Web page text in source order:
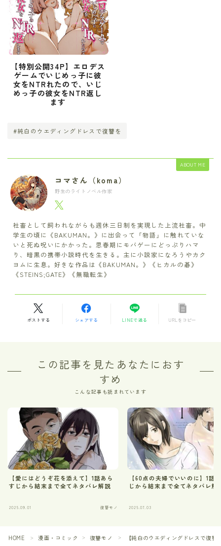
【特別公開34P】エロデス
ゲームでいじめっ子に彼
女をNTRれたので、いじ
めっ子の彼女をNTR返し
ます
#純白のウエディングドレスで復讐を
ABOUT ME
コマさん（koma）
野生のライトノベル作家
社畜として飼われながらも週休三日制を実現した上流社畜。中
学生の頃に《BAKUMAN。》に出会って「物語」に触れていな
いと死ぬ呪いにかかった。思春期にモバゲーにどっぷりハマ
り、暗黒の携帯小説時代を生きる。主に小説家になろうやカク
ヨムに生息。好きな作品は《BAKUMAN。》《ヒカルの碁》
《STEINS;GATE》《無職転生》
ポストする シェアする LINEで送る URLをコピー
この記事を見たあなたにおす
すめ
こんな記事も読まれています
【愛にはどうぞ花を添えて】1話あら
すじから結末まで全てネタバレ解説
2025.09.01 復讐モノ
【60点の夫婦でいいのに】1話
じから結末まで全てネタバレ解
2025.07.03
HOME ＞ 漫画・コミック ＞ 復讐モノ ＞ 【純白のウエディングドレスで復